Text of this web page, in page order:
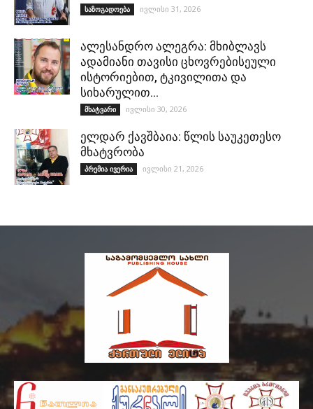
საზოგადოება ივლისი 31, 2026
ალესანდრო ალეგრა: მხიბლავს
ადამიანი თავისი ცხოვრებისეული
ისტორიებით, ტკივილითა და
სიხარულით…
მხატვარი ივლისი 30, 2026
ელდარ ქავშბაია: წლის საუკეთესო
მხატვრობა
პრემია ივერია ივლისი 21, 2026